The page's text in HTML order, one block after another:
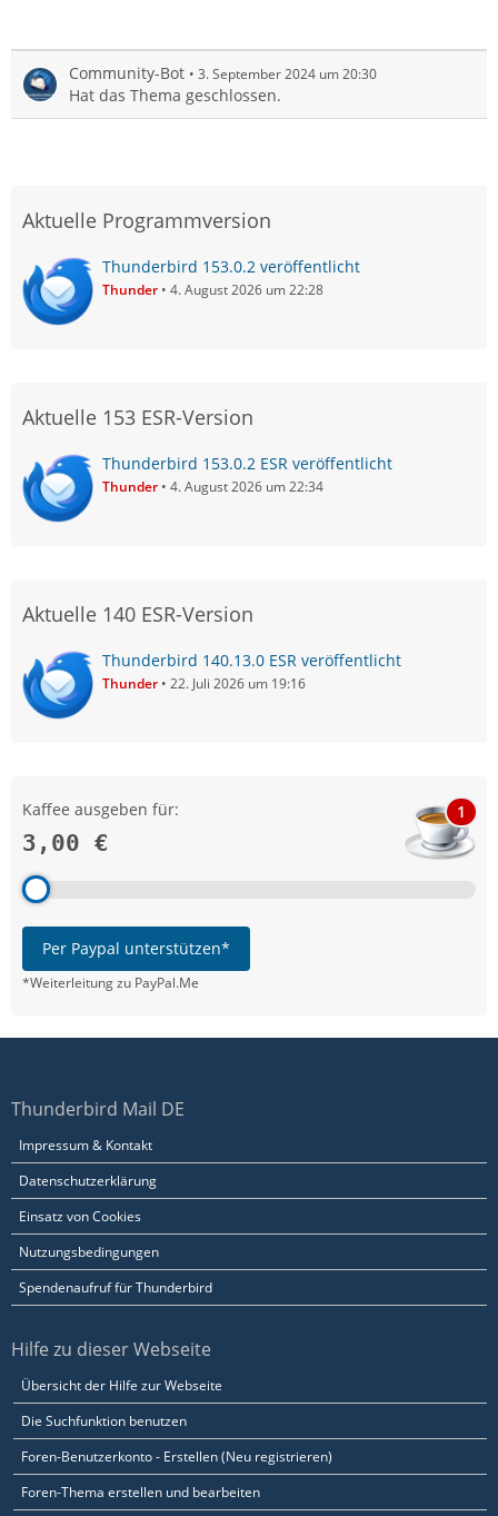
Community-Bot 3. September 2024 um 20:30
Hat das Thema geschlossen.
Aktuelle Programmversion
Thunderbird 153.0.2 veröffentlicht
Thunder 4. August 2026 um 22:28
Aktuelle 153 ESR-Version
Thunderbird 153.0.2 ESR veröffentlicht
Thunder 4. August 2026 um 22:34
Aktuelle 140 ESR-Version
Thunderbird 140.13.0 ESR veröffentlicht
Thunder 22. Juli 2026 um 19:16
Kaffee ausgeben für:
3,00 €
1
Per Paypal unterstützen*
*Weiterleitung zu PayPal.Me
Thunderbird Mail DE
Impressum & Kontakt
Datenschutzerklärung
Einsatz von Cookies
Nutzungsbedingungen
Spendenaufruf für Thunderbird
Hilfe zu dieser Webseite
Übersicht der Hilfe zur Webseite
Die Suchfunktion benutzen
Foren-Benutzerkonto - Erstellen (Neu registrieren)
Foren-Thema erstellen und bearbeiten